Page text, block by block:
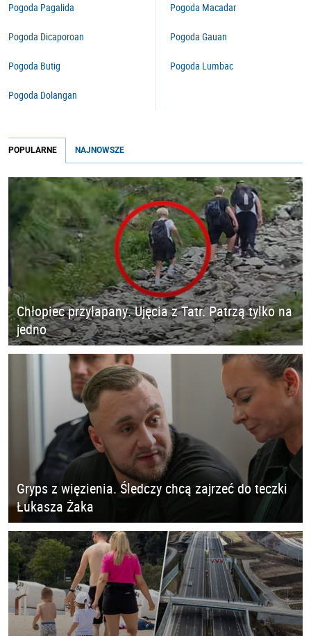
Pogoda Pagalida
Pogoda Dicaporoan
Pogoda Butig
Pogoda Dolangan
Pogoda Macadar
Pogoda Gauan
Pogoda Lumbac
POPULARNE NAJNOWSZE
Chłopiec przyłapany. Ujęcia z Tatr. Patrzą tylko na
jedno
Gryps z więzienia. Śledczy chcą zajrzeć do teczki
Łukasza Żaka